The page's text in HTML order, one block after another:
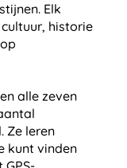
Elk
historie
alle zeven
Ze leren
kunt vinden